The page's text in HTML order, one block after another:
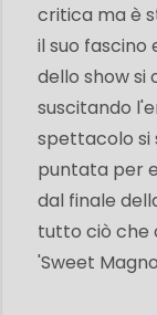
critica ma è
il suo fascino
dello show si
suscitando
spettacolo si
puntata per
dal finale
tutto ciò che
'Sweet